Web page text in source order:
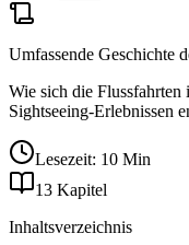
Umfassende Geschichte
Wie sich die Flussfahrten
Sightseeing-Erlebnissen
Lesezeit: 10 Min
13 Kapitel
Inhaltsverzeichnis